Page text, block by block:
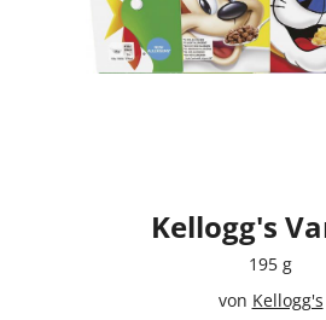
Kellogg's
195 g
von Kellogg's